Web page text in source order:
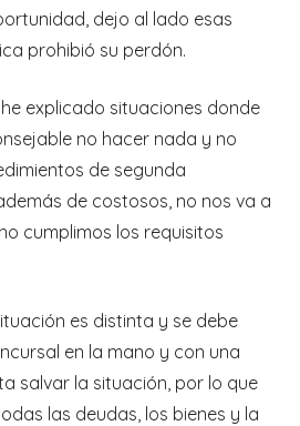
dejo al lado esas
prohibió su perdón.
explicado situaciones donde
no hacer nada y no
de segunda
de costosos, no nos va a
cumplimos los requisitos
es distinta y se debe
en la mano y con una
salvar la situación, por lo que
las deudas, los bienes y la